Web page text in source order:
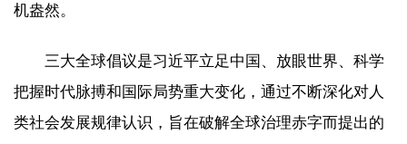
机盎然。
三大全球倡议是习近平立足中国、放眼世界、科学
把握时代脉搏和国际局势重大变化，通过不断深化对人
类社会发展规律认识，旨在破解全球治理赤字而提出的